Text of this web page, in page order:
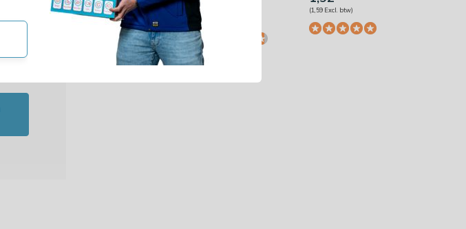
44,77
(29,01 Excl. btw)
(1,59 Excl. btw)